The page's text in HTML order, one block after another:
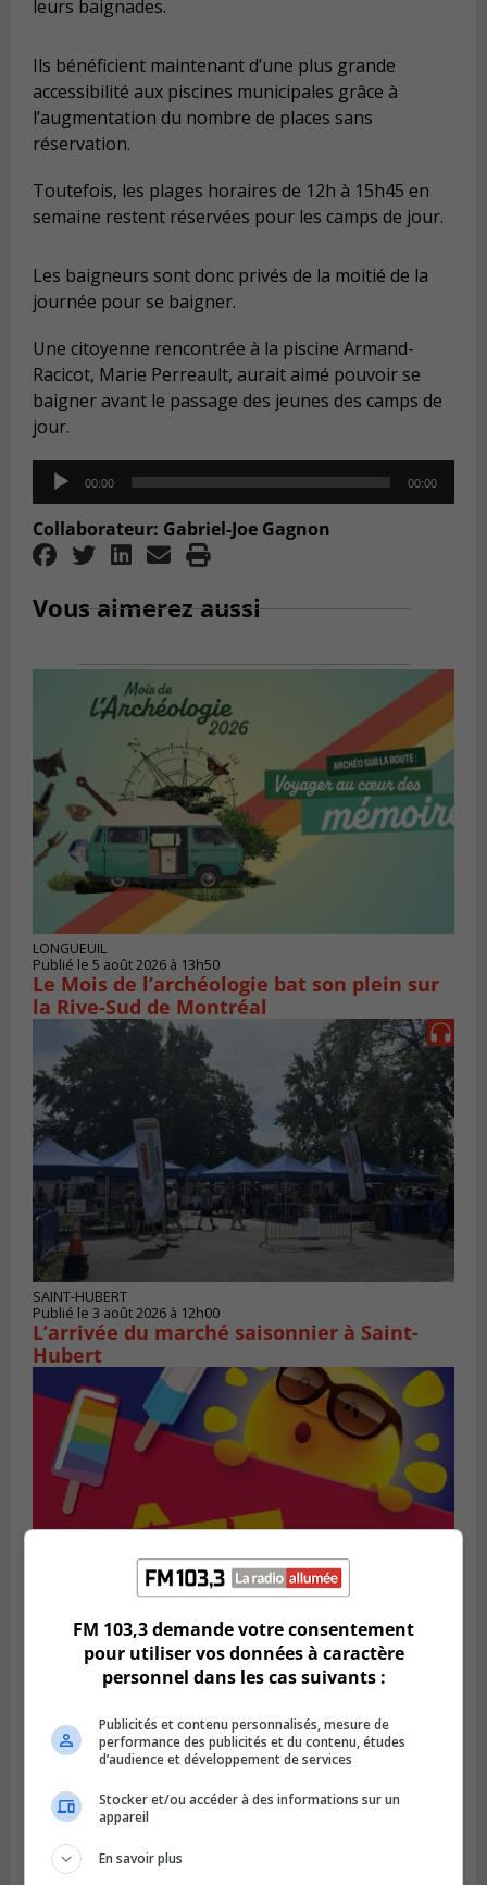
leurs baignades.
Ils bénéficient maintenant d’une plus grande
accessibilité aux piscines municipales grâce à
l’augmentation du nombre de places sans
réservation.
Toutefois, les plages horaires de 12h à 15h45 en
semaine restent réservées pour les camps de jour.
Les baigneurs sont donc privés de la moitié de la
journée pour se baigner.
Une citoyenne rencontrée à la piscine Armand-
Racicot, Marie Perreault, aurait aimé pouvoir se
baigner avant le passage des jeunes des camps de
jour.
Audio
Player
00:00 00:00
Collaborateur: Gabriel-Joe Gagnon
Vous aimerez aussi
LONGUEUIL
Publié le 5 août 2026 à 13h50
Le Mois de l’archéologie bat son plein sur
la Rive-Sud de Montréal
SAINT-HUBERT
Publié le 3 août 2026 à 12h00
L’arrivée du marché saisonnier à Saint-
Hubert
SAINT-BRUNO-DE-MONTARVILLE
Publié le 2 août 2026 à 08h06
La Fête des parcs est de retour à Saint-
FM 103,3 demande votre consentement
pour utiliser vos données à caractère
personnel dans les cas suivants :
Publicités et contenu personnalisés, mesure de
performance des publicités et du contenu, études
d’audience et développement de services
Stocker et/ou accéder à des informations sur un
appareil
En savoir plus